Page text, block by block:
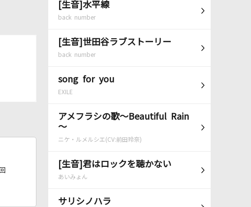
[生音]水平線
back number
[生音]世田谷ラブストーリー
back number
song for you
EXILE
アメフラシの歌～Beautiful Rain
～
ニケ・ルメルシエ(CV:前田玲奈)
[生音]君はロックを聴かない
あいみょん
サリシノハラ
回